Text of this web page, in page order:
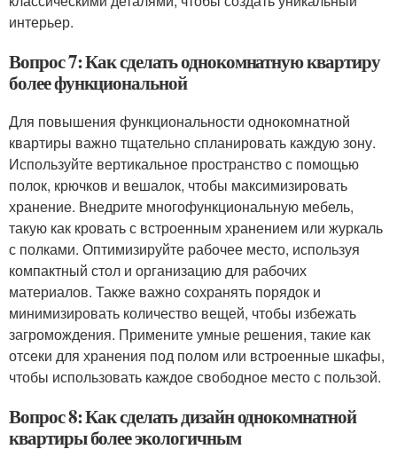
интерьер.
Вопрос 7: Как сделать однокомнатную квартиру
более функциональной
Для повышения функциональности однокомнатной
квартиры важно тщательно спланировать каждую зону.
Используйте вертикальное пространство с помощью
полок, крючков и вешалок, чтобы максимизировать
хранение. Внедрите многофункциональную мебель,
такую как кровать с встроенным хранением или журкаль
с полками. Оптимизируйте рабочее место, используя
компактный стол и организацию для рабочих
материалов. Также важно сохранять порядок и
минимизировать количество вещей, чтобы избежать
загромождения. Примените умные решения, такие как
отсеки для хранения под полом или встроенные шкафы,
чтобы использовать каждое свободное место с пользой.
Вопрос 8: Как сделать дизайн однокомнатной
квартиры более экологичным